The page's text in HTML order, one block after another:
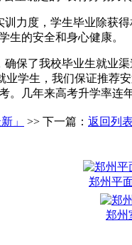
力度，学生毕业除获
生的安全和身心健康。
保了我校毕业生就业
学生，我们保证推荐
几年来高考升学率连
」 >> 下一篇： 返回列表
郑州平
郑州